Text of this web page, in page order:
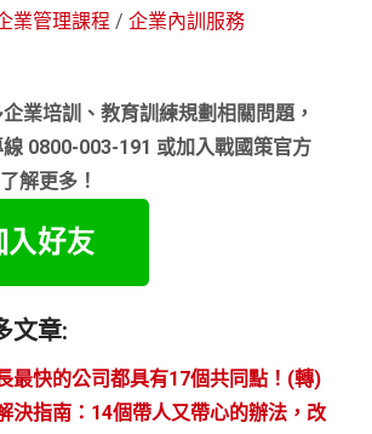
業管理課程 /企業內訓服務
業培訓、教育訓練規劃相關問題，
0800-003-191 或加入戰國策官方
解更多！
文章:
最快的公司都具有17個共同點！(轉)
決指南：14個帶人又帶心的辦法，改